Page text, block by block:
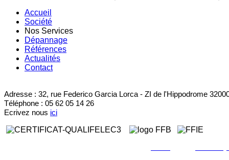
Accueil
Société
Nos Services
Dépannage
Références
Actualités
Contact
Adresse : 32, rue Federico Garcia Lorca - ZI de l'Hippodrome
Téléphone : 05 62 05 14 26
Ecrivez nous ici